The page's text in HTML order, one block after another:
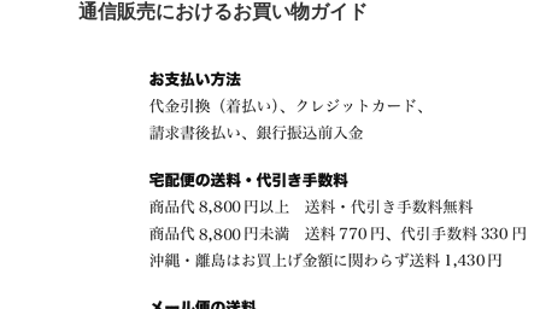
通信販売におけるお買い物ガイド